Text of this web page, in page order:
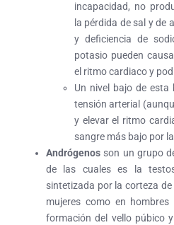
incapacidad, no
la pérdida de sal y de
y deficiencia de
potasio pueden
el ritmo cardiaco y
Un nivel bajo de esta
tensión arterial
y elevar el ritmo
sangre más bajo por
Andrógenos son un grupo
de las cuales es la
sintetizada por la corteza
mujeres como en
formación del vello púbico